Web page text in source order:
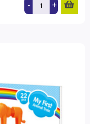
- +